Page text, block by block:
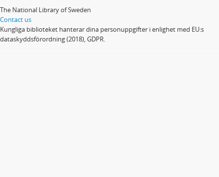
The National Library of Sweden
Contact us
Kungliga biblioteket hanterar dina personuppgifter i enlighet med EU:s
dataskyddsförordning (2018), GDPR.